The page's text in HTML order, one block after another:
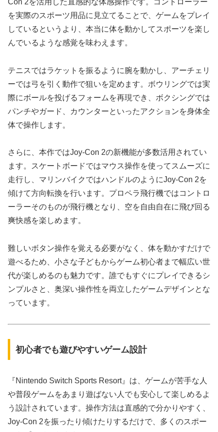
を実際のスポーツ用品に見立てることで、ゲームをプレイ
しているというより、本当に体を動かしてスポーツを楽し
んでいるような感覚を味わえます。
テニスではラケットを振るように腕を動かし、アーチェリ
ーでは弓を引く動作で狙いを定めます。ボウリングでは実
際にボールを投げるフォームを再現でき、ボクシングでは
パンチやガード、カウンターといったアクションを身体全
体で操作します。
さらに、本作ではJoy-Con 2の新機能が多数活用されてい
ます。スケートボードではマウス操作を使ってスムーズに
走行し、マリンバイクではハンドルのようにJoy-Con 2を
傾けて方向転換を行います。プロペラ飛行機ではコントロ
ーラーそのものが飛行機となり、空を自由自在に飛び回る
爽快感を楽しめます。
難しいボタン操作を覚える必要がなく、体を動かすだけで
遊べるため、小さな子どもからゲーム初心者まで幅広い世
代が楽しめるのも魅力です。誰でもすぐにプレイできるシ
ンプルさと、奥深い操作性を両立したゲームデザインとな
っています。
初心者でも遊びやすいゲーム設計
『Nintendo Switch Sports Resort』は、ゲームが苦手な人
や普段ゲームをあまり遊ばない人でも安心して楽しめるよ
う設計されています。操作方法は直感的で分かりやすく、
Joy-Con 2を振ったり傾けたりするだけで、多くのスポー